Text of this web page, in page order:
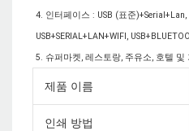
4. 인터페이스 : USB (표준)+Serial+Lan,
USB+SERIAL+LAN+WIFI,
제품 이름
인쇄 방법